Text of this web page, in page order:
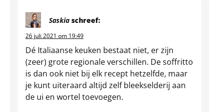
Saskia schreef:
26 juli 2021 om 19:49
Dé Italiaanse keuken bestaat niet, er zijn
(zeer) grote regionale verschillen. De soffritto
is dan ook niet bij elk recept hetzelfde, maar
je kunt uiteraard altijd zelf bleekselderij aan
de ui en wortel toevoegen.